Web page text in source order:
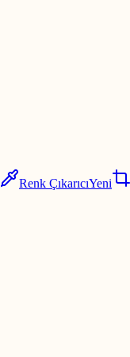
Renk ÇıkarıcıYeni